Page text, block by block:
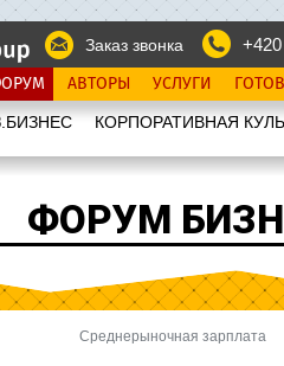
Заказ звонка
АВТОРЫ УСЛУГИ
КОРПОРАТИВНАЯ
ФОРУМ
Среднерыночная зарплата